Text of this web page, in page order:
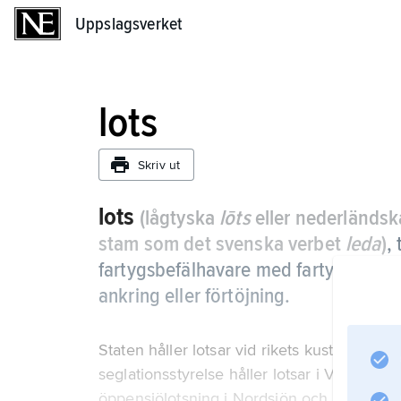
Uppslagsverket
lots
Skriv ut
lots (lågtyska lōtseller
stam som det svenska verbet leda),
fartygsbefälhavare med fartygets
ankring eller förtöjning.
Staten håller lotsar vid rikets kuster, i
seglationsstyrelse håller lotsar i Vänern.